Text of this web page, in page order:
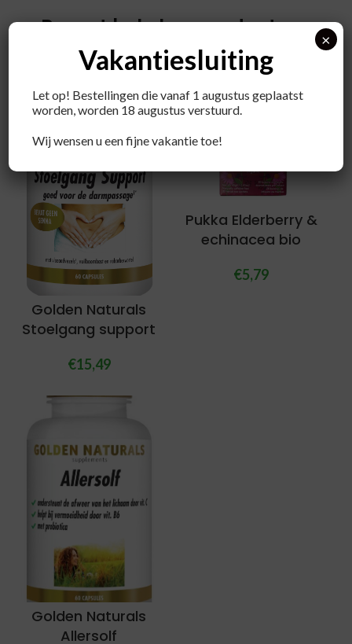
Recent bekeken producten
Golden Naturals
Stoelgang support
€15,49
Pukka Elderberry &
echinacea bio
€5,79
Golden Naturals
Allersolf
Vakantiesluiting
Let op! Bestellingen die vanaf 1 augustus geplaatst
worden, worden 18 augustus verstuurd.
Wij wensen u een fijne vakantie toe!
×